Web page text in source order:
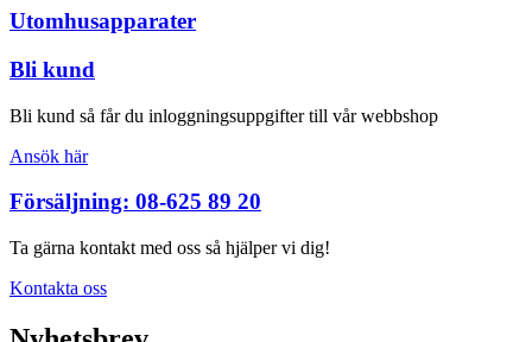
Utomhusapparater
Bli kund
Bli kund så får du inloggningsuppgifter till vår webbshop
Ansök här
Försäljning: 08-625 89 20
Ta gärna kontakt med oss så hjälper vi dig!
Kontakta oss